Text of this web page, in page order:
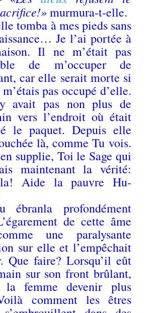
murmura-t-elle.
tomba à mes pieds sans
Je l’ai portée à
Il ne m’était pas
de m’occuper de
car elle serait morte si
pas occupé d’elle.
avait pas non plus de
vers l’endroit où était
le paquet. Depuis elle
là, comme Tu vois.
supplie, Toi le Sage qui
maintenant la vérité:
la! Aide la pauvre Hu-
ébranla profondément
de cette âme
une paralysante
sur elle et l’empêchait
Que faire? Lorsqu’il eût
sur son front brûlant,
femme devenir plus
comment les êtres